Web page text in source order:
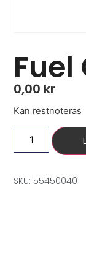
0,00 kr
Kan restnoteras
SKU: 55450040